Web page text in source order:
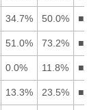
34.7% 50.0%
51.0% 73.2%
0.0% 11.8%
13.3% 23.5%